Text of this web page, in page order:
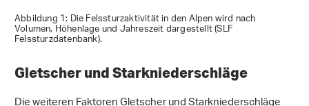
Abbildung 1: Die Felssturzaktivität in den Alpen wird nach
Volumen, Höhenlage und Jahreszeit dargestellt (SLF
Felssturzdatenbank).
Gletscher und Starkniederschläge